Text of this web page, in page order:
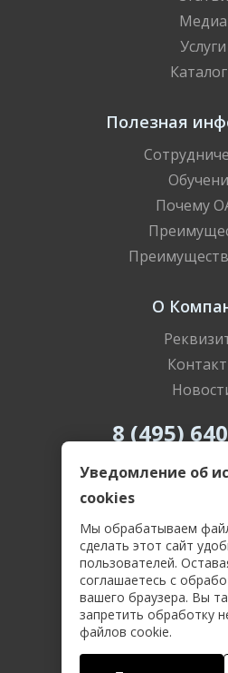
Медиа
Услуги
Полезная
Почему
О
8 (495)
8 (800)
Политика
Пользовательское
Соглашение о защите
Договор-
2026 OASE.SU
Уведомление об
cookies
Мы обрабатываем
сделать этот сайт
пользователей.
соглашаетесь с
вашего браузера. Вы
запретить обработку
файлов cookie.